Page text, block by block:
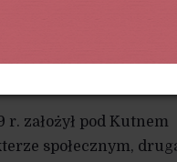
majątku.
gospodarstwo rolne
za pośrednictwem
r. założył pod Kutnem
społecznym,